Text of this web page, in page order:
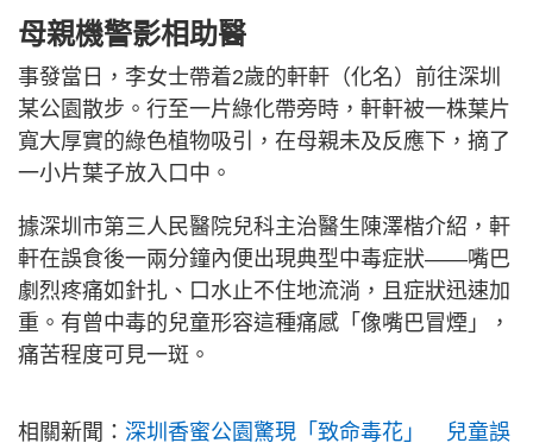
母親機警影相助醫
事發當日，李女士帶着2歲的軒軒（化名）前往深圳
某公園散步。行至一片綠化帶旁時，軒軒被一株葉片
寬大厚實的綠色植物吸引，在母親未及反應下，摘了
一小片葉子放入口中。
據深圳市第三人民醫院兒科主治醫生陳澤楷介紹，軒
軒在誤食後一兩分鐘內便出現典型中毒症狀——嘴巴
劇烈疼痛如針扎、口水止不住地流淌，且症狀迅速加
重。有曾中毒的兒童形容這種痛感「像嘴巴冒煙」，
痛苦程度可見一斑。
相關新聞： 深圳香蜜公園驚現「致命毒花」 兒童誤